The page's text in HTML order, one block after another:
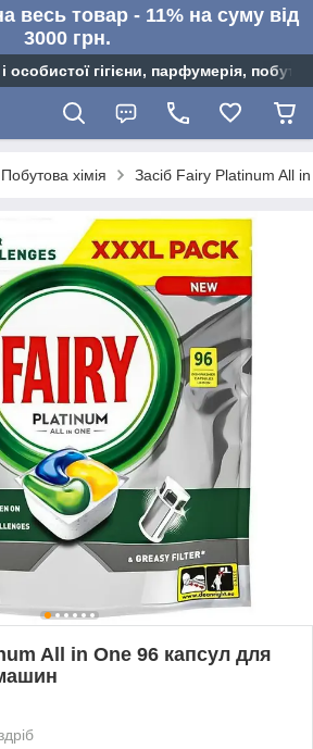
весь товар - 11% на суму від
3000 грн.
особистої гігієни, парфумерія,
Побутова хімія Засіб Fairy Platinum All
All in One 96 капсул для